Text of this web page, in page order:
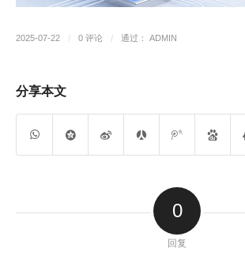
2025-07-22 / 0 评论 / 通过： ADMIN
分享本文
0
回复